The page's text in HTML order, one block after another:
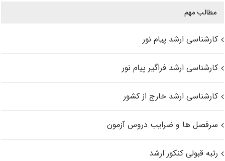
مطالب مهم
کارشناسی ارشد پیام نور
کارشناسی ارشد فراگیر پیام نور
کارشناسی ارشد خارج از کشور
سرفصل ها و ضرایب دروس آزمون
رتبه قبولی کنکور ارشد